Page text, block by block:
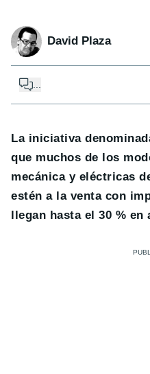
David Plaza
La iniciativa
que muchos de los
mecánica y eléctricas
estén a la venta con
llegan hasta el 30 % en